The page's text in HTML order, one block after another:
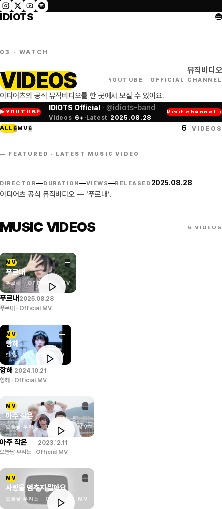
IDIOTS
03 · WATCH
VIDEOS 뮤직비디오
YOUTUBE · OFFICIAL CHANNEL
이디어츠의 공식 뮤직비디오를 한 곳에서 보실 수 있어요.
YOUTUBE
IDIOTS Official · @idiots-band
Videos 6 + · Latest 2025.08.28
Visit channel
ALL 6MV6 6 VIDEOS
— FEATURED · LATEST MUSIC VIDEO
푸르내
DIRECTOR—DURATION—VIEWS—RELEASED 2025.08.28
이디어츠 공식 뮤직비디오 — ‘푸르내’.
MUSIC VIDEOS 6 VIDEOS
MV —
푸르내
푸르내 · OFFICIAL MV
푸르내 2025.08.28
푸르내 · Official MV
MV —
항해
항해 · OFFICIAL MV
항해 2024.10.21
항해 · Official MV
MV —
아주 작은
오늘날 우리는 · OFFICIAL MV
아주 작은
2023.12.11
오늘날 우리는 · Official MV
MV —
사랑을 멈추지 말아요
오늘날 우리는 · OFFICIAL MV